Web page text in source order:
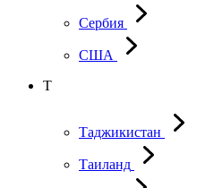
Сербия
США
Т
Таджикистан
Таиланд